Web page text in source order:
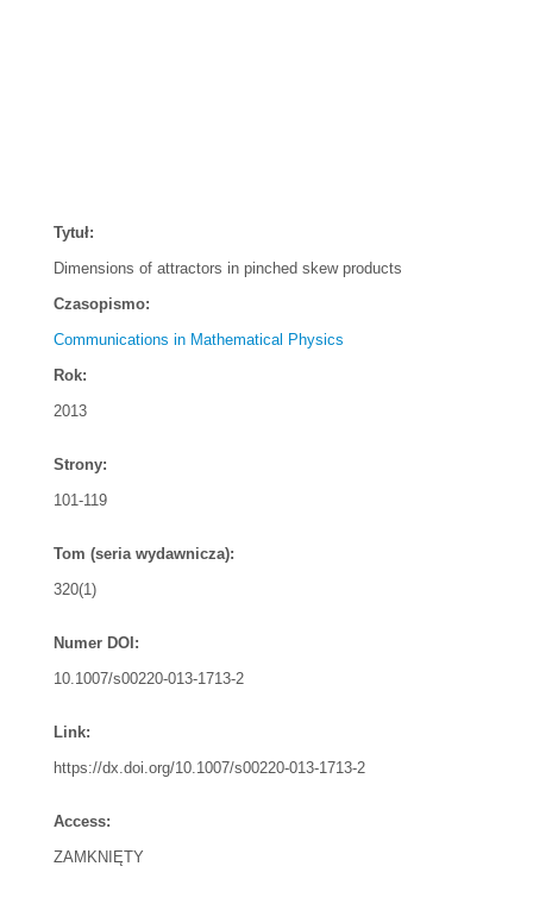
Tytuł:
Dimensions of attractors in pinched skew products
Czasopismo:
Communications in Mathematical Physics
Rok:
2013
Strony:
101-119
Tom (seria wydawnicza):
320(1)
Numer DOI:
10.1007/s00220-013-1713-2
Link:
https://dx.doi.org/10.1007/s00220-013-1713-2
Access:
ZAMKNIĘTY